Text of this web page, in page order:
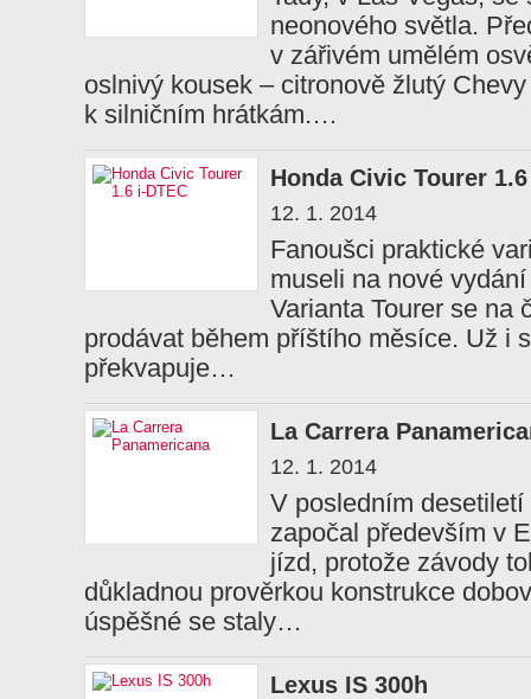
neonového světla.
v zářivém umělém
oslnivý kousek – citronově žlutý
k silničním hrátkám.…
Honda Civic Tourer
12. 1. 2014
Fanoušci praktické
museli na nové
Varianta Tourer se na
prodávat během příštího měsíce. Už i
překvapuje…
La Carrera
12. 1. 2014
V posledním
započal především v
jízd, protože závody
důkladnou prověrkou konstrukce
úspěšné se staly…
Lexus IS 300h